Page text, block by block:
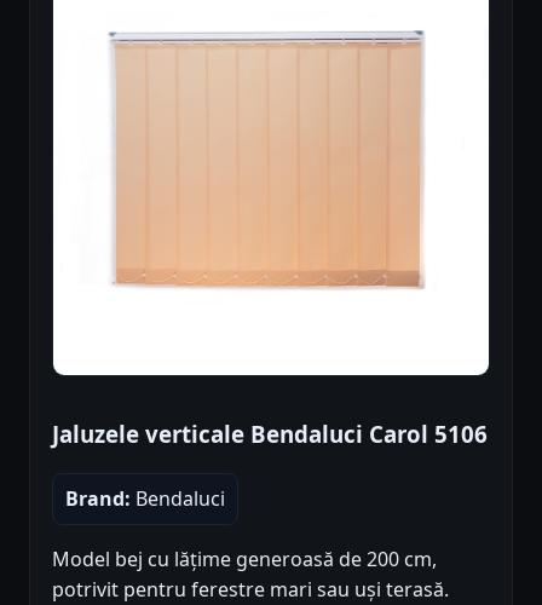
Jaluzele verticale Bendaluci Carol 5106
Brand: Bendaluci
Model bej cu lățime generoasă de 200 cm,
potrivit pentru ferestre mari sau uși terasă.